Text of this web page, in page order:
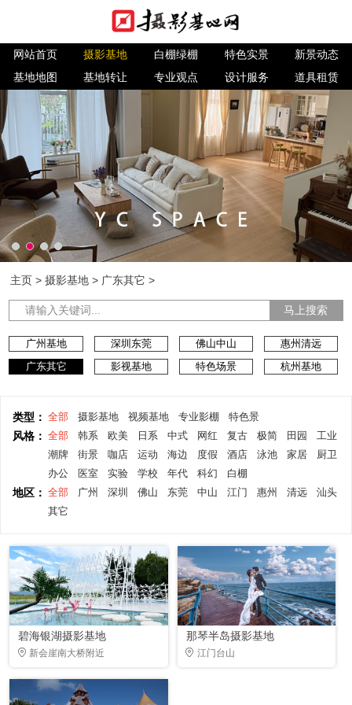
网站首页 摄影基地 白棚绿棚 特色实景
新景动态
基地地图
基地转让 专业观点 设计服务 道具租赁
主页 >摄影基地 > 广东其它 >
马上搜索
广州基地 深圳东莞 佛山中山
惠州清远
广东其它
影视基地 特色场景 杭州基地
类型： 全部 摄影基地 视频基地 专业影棚 特色景
风格： 全部 韩系 欧美 日系 中式 网红 复古 极简 田园
工业
潮牌
街景 咖店 运动 海边 度假 酒店 泳池 家居
厨卫
办公
医室 实验 学校 年代 科幻 白棚
地区： 全部 广州 深圳 佛山 东莞 中山 江门 惠州 清远
汕头
其它
碧海银湖摄影基地
新会崖南大桥附近
那琴半岛摄影基地
江门台山